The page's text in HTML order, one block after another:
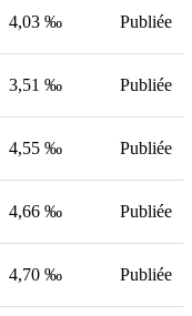
4,03 ‰ Publiée
3,51 ‰ Publiée
4,55 ‰ Publiée
4,66 ‰ Publiée
4,70 ‰ Publiée